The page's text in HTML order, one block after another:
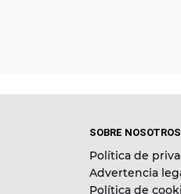
SOBRE NOSOTROS
Política de
Advertencia
Política de